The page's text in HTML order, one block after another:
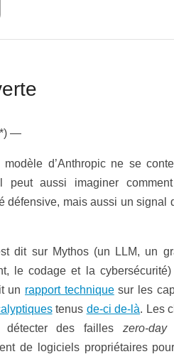
—
modèle d’Anthropic ne se
peut aussi imaginer
défensive, mais aussi un signal
dit sur Mythos (un LLM, un
le codage et la
un rapport techniquesur les
tenus de-ci de-là. Les
détecter des failles zero-day
de logiciels propriétaires